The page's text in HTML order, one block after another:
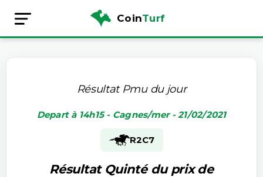
CoinTurf
Résultat Pmu du jour
Depart à 14h15 - Cagnes/mer - 21/02/2021
R2C7
Résultat Quinté du prix de